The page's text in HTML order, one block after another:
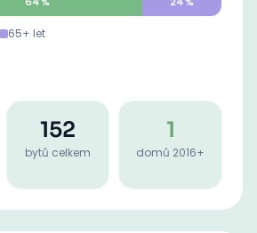
65+ let
152
bytů celkem
1
domů 2016+